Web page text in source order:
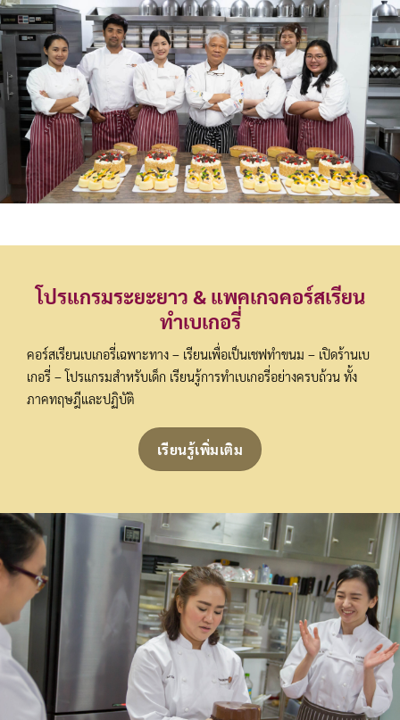
โปรแกรมระยะยาว & แพคเกจคอร์สเรียน
ทำเบเกอรี่
คอร์สเรียนเบเกอรี่เฉพาะทาง – เรียนเพื่อเป็นเชฟทำขนม – เปิดร้านเบ
เกอรี่ – โปรแกรมสำหรับเด็ก เรียนรู้การทำเบเกอรี่อย่างครบถ้วน ทั้ง
ภาคทฤษฎีและปฏิบัติ
เรียนรู้เพิ่มเติม